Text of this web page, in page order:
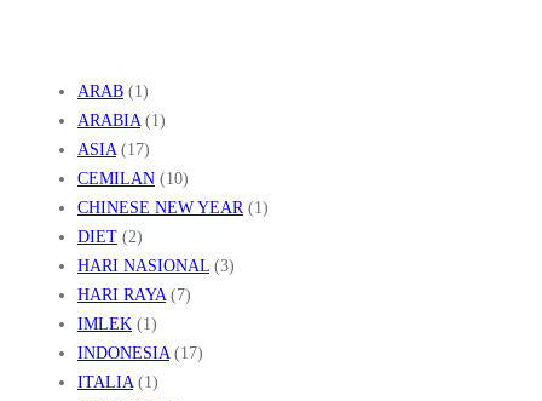
ARAB (1)
ARABIA (1)
ASIA (17)
CEMILAN (10)
CHINESE NEW YEAR (1)
DIET (2)
HARI NASIONAL (3)
HARI RAYA (7)
IMLEK (1)
INDONESIA (17)
ITALIA (1)